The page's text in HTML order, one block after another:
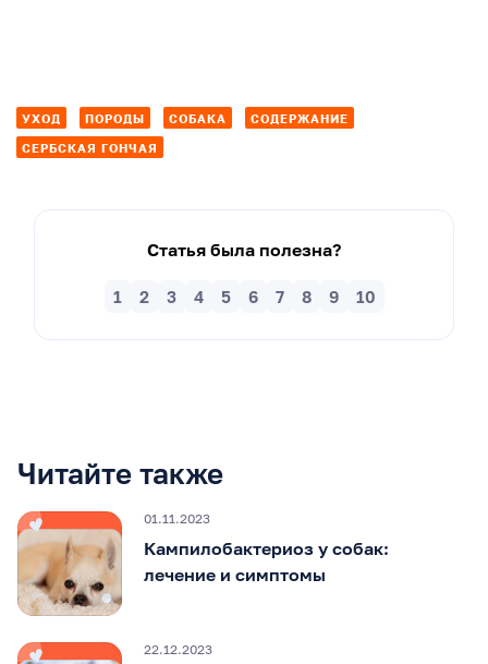
УХОД ПОРОДЫ СОБАКА СОДЕРЖАНИЕ
СЕРБСКАЯ ГОНЧАЯ
Статья была полезна?
10
9
8
7
6
5
4
3
2
1
Читайте также
01.11.2023
Кампилобактериоз у собак:
лечение и симптомы
22.12.2023